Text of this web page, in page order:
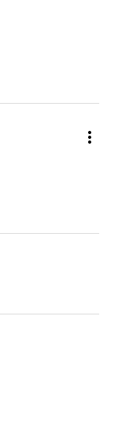
more_vert